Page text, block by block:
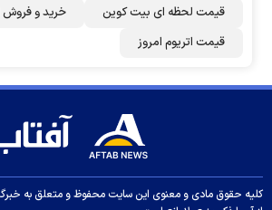
قیمت لحظه ای بیت کوین
خرید و فروش
قیمت اتریوم امروز
کلیه حقوق مادی و معنوی این سایت محفوظ و متعلق به